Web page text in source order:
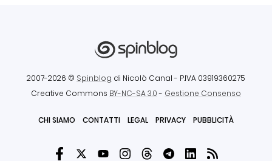
2007-2026 © Spinblog di Nicolò Canal - P.IVA 03919360275
Creative Commons BY-NC-SA 3.0- Gestione Consenso
CHI SIAMO CONTATTI LEGAL PRIVACY PUBBLICITÀ